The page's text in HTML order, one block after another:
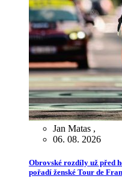
Jan Matas ,
06. 08. 2026
Obrovské rozdíly už před
pořadí ženské Tour de